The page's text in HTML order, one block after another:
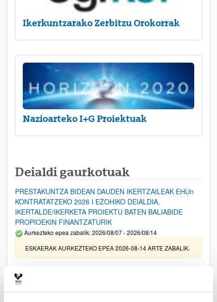
Ikerkuntzarako Zerbitzu Orokorrak
Nazioarteko I+G Proiektuak
Deialdi gaurkotuak
PRESTAKUNTZA BIDEAN DAUDEN IKERTZAILEAK EHUn
KONTRATATZEKO 2026 I EZOHIKO DEIALDIA,
IKERTALDE/IKERKETA PROIEKTU BATEN BALIABIDE
PROPIOEKIN FINANTZATURIK
Aurkezteko epea zabalik: 2026/08/07 - 2026/08/14
ESKAERAK AURKEZTEKO EPEA 2026-08-14 ARTE ZABALIK.
erosi eta berritzeko laguntzak 2026
Izapide irekia